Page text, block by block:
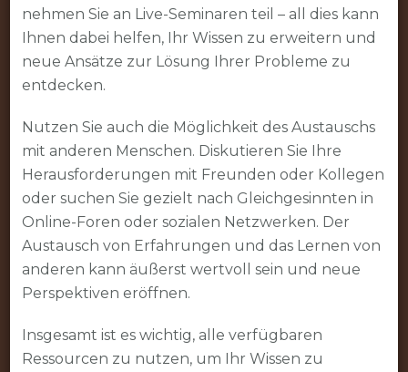
nehmen Sie an Live-Seminaren teil – all dies kann
Ihnen dabei helfen, Ihr Wissen zu erweitern und
neue Ansätze zur Lösung Ihrer Probleme zu
entdecken.
Nutzen Sie auch die Möglichkeit des Austauschs
mit anderen Menschen. Diskutieren Sie Ihre
Herausforderungen mit Freunden oder Kollegen
oder suchen Sie gezielt nach Gleichgesinnten in
Online-Foren oder sozialen Netzwerken. Der
Austausch von Erfahrungen und das Lernen von
anderen kann äußerst wertvoll sein und neue
Perspektiven eröffnen.
Insgesamt ist es wichtig, alle verfügbaren
Ressourcen zu nutzen, um Ihr Wissen zu